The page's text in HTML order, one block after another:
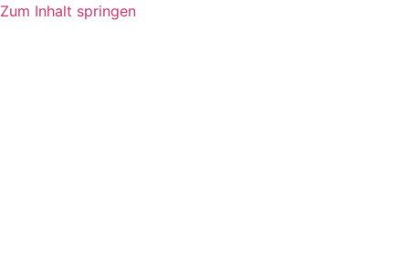
Zum Inhalt springen